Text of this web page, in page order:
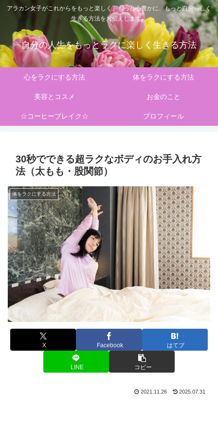
アラカン女子がこれからをもっと楽しく、もっと心豊かに、もっと自分らしく
生きる方法をお伝えします。
自分の人生をもっとラクに楽しく生きる方法
心をラクにする方法 体をラクにする方法
美容とコスメ お金のこと
☆コーヒーブレイク☆ プロフィール
30秒でできる超ラクなボディのお手入れ方
法（太もも・股関節）
体をラクにする方法
X Facebook はてブ
LINE コピー
2021.11.26 2025.07.31